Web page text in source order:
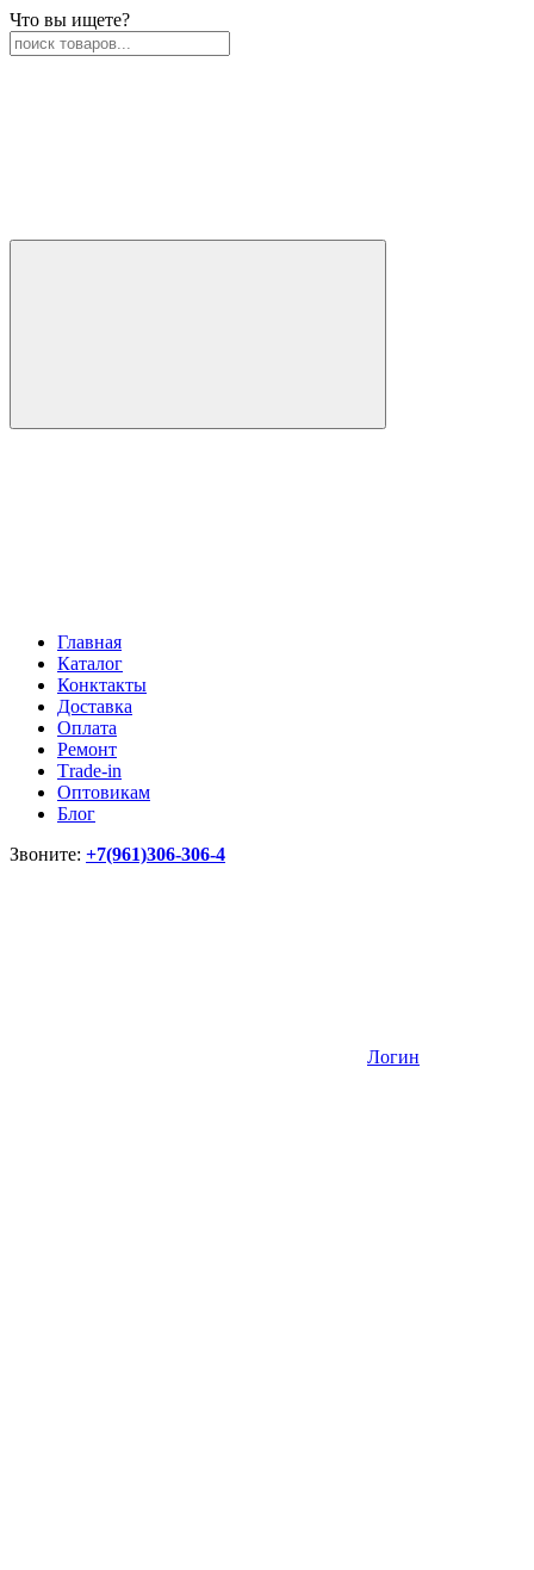
Что вы ищете?
Главная
Каталог
Конктакты
Доставка
Оплата
Ремонт
Тrade-in
Оптовикам
Блог
Звоните: +7(961)306-306-4
Логин